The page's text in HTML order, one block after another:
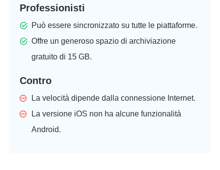
Professionisti
Può essere sincronizzato su tutte le piattaforme.
Offre un generoso spazio di archiviazione
gratuito di 15 GB.
Contro
La velocità dipende dalla connessione Internet.
La versione iOS non ha alcune funzionalità
Android.